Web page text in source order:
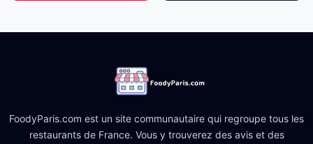
FoodyParis.com est un site communautaire qui regroupe tous les
restaurants de France. Vous y trouverez des avis et des